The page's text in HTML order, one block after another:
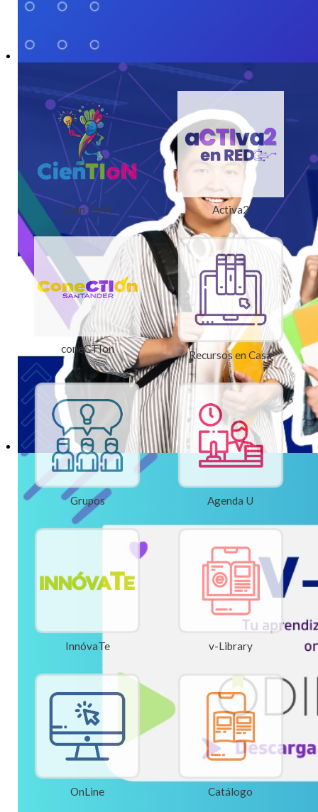
CienTIoN Activa2
coneCTIon Recursos en Casa
Grupos Agenda U
InnóvaTe v-Library
OnLine Catálogo